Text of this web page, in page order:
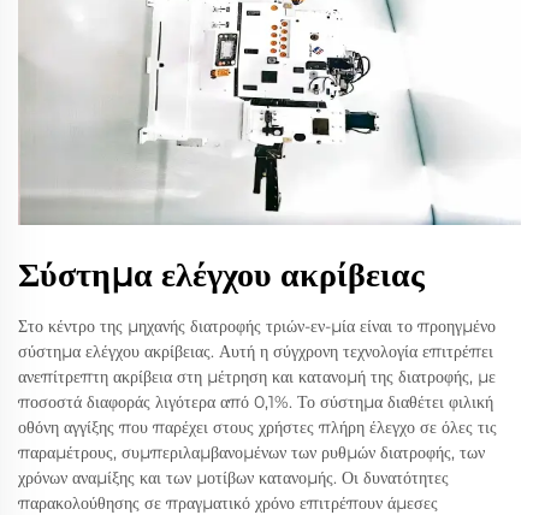
Σύστημα ελέγχου ακρίβειας
Στο κέντρο της μηχανής διατροφής τριών-εν-μία είναι το προηγμένο
σύστημα ελέγχου ακρίβειας. Αυτή η σύγχρονη τεχνολογία επιτρέπει
ανεπίτρεπτη ακρίβεια στη μέτρηση και κατανομή της διατροφής, με
ποσοστά διαφοράς λιγότερα από 0,1%. Το σύστημα διαθέτει φιλική
οθόνη αγγίξης που παρέχει στους χρήστες πλήρη έλεγχο σε όλες τις
παραμέτρους, συμπεριλαμβανομένων των ρυθμών διατροφής, των
χρόνων αναμίξης και των μοτίβων κατανομής. Οι δυνατότητες
παρακολούθησης σε πραγματικό χρόνο επιτρέπουν άμεσες